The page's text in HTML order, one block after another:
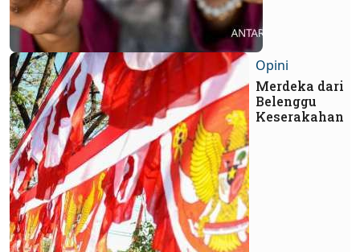
Opini
Merdeka dari
Belenggu
Keserakahan